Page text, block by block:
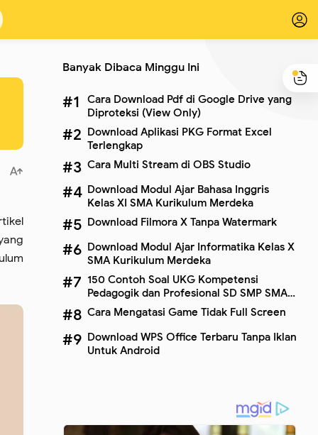
Banyak Dibaca Minggu Ini
Cara Download Pdf di Google Drive yang
Diproteksi (View Only)
Download Aplikasi PKG Format Excel
Terlengkap
Cara Multi Stream di OBS Studio
Download Modul Ajar Bahasa Inggris
Kelas XI SMA Kurikulum Merdeka
Download Filmora X Tanpa Watermark
Download Modul Ajar Informatika Kelas X
SMA Kurikulum Merdeka
150 Contoh Soal UKG Kompetensi
Pedagogik dan Profesional SD SMP SMA
SMK Terbaru
Cara Mengatasi Game Tidak Full Screen
Download WPS Office Terbaru Tanpa Iklan
Untuk Android